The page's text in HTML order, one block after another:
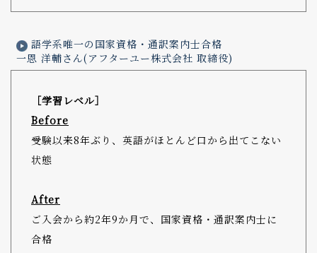
語学系唯一の国家資格・通訳案内士合格
一恩 洋輔さん(アフターユー株式会社 取締役)
［学習レベル］
Before
受験以来8年ぶり、英語がほとんど口から出てこない
状態
After
ご入会から約2年9か月で、国家資格・通訳案内士に
合格